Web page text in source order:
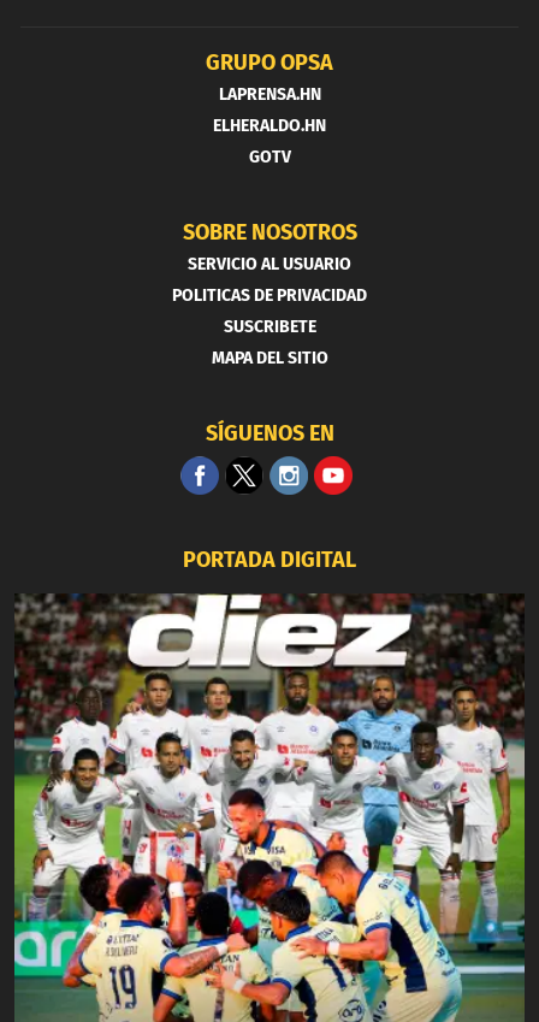
GRUPO OPSA
LAPRENSA.HN
ELHERALDO.HN
GOTV
SOBRE NOSOTROS
SERVICIO AL USUARIO
POLITICAS DE PRIVACIDAD
SUSCRIBETE
MAPA DEL SITIO
SÍGUENOS EN
PORTADA DIGITAL